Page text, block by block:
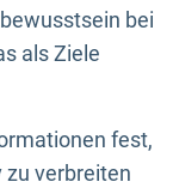
bei
als Ziele
fest,
zu verbreiten